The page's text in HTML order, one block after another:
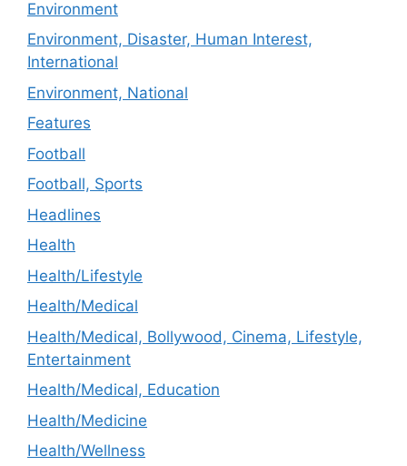
Environment
Environment, Disaster, Human Interest,
International
Environment, National
Features
Football
Football, Sports
Headlines
Health
Health/Lifestyle
Health/Medical
Health/Medical, Bollywood, Cinema, Lifestyle,
Entertainment
Health/Medical, Education
Health/Medicine
Health/Wellness